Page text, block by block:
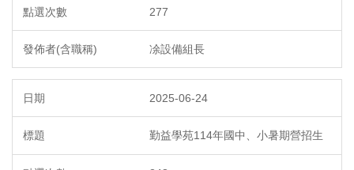
277
凃設備組長
2025-06-24
勤益學苑114年國中、小暑期營招生